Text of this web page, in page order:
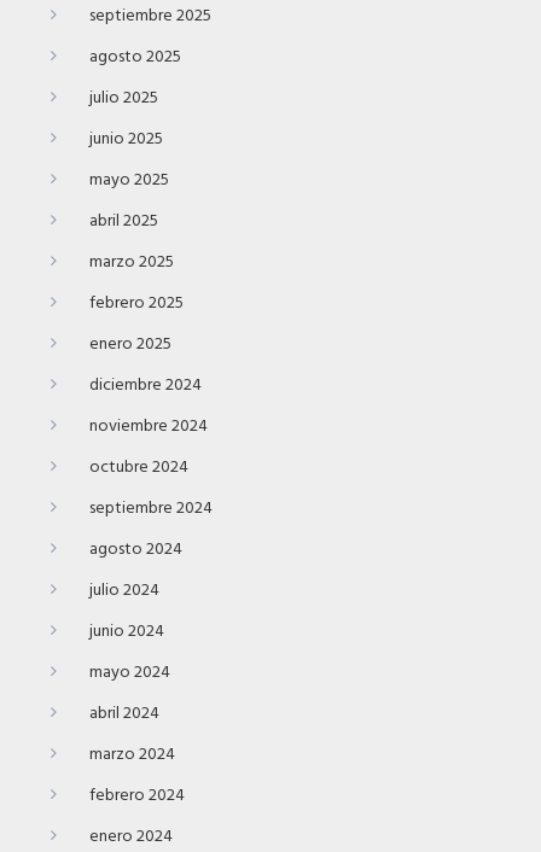
septiembre 2025
agosto 2025
julio 2025
junio 2025
mayo 2025
abril 2025
marzo 2025
febrero 2025
enero 2025
diciembre 2024
noviembre 2024
octubre 2024
septiembre 2024
agosto 2024
julio 2024
junio 2024
mayo 2024
abril 2024
marzo 2024
febrero 2024
enero 2024